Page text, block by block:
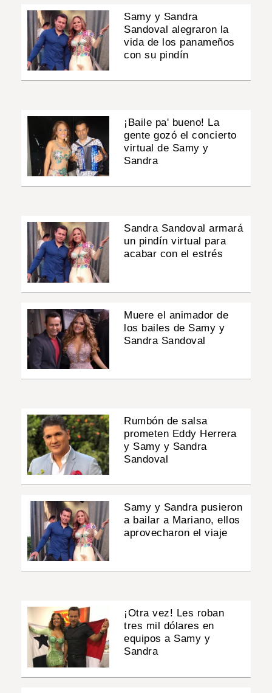
Samy y Sandra
Sandoval alegraron la
vida de los panameños
con su pindín
¡Baile pa' bueno! La
gente gozó el concierto
virtual de Samy y
Sandra
Sandra Sandoval armará
un pindín virtual para
acabar con el estrés
Muere el animador de
los bailes de Samy y
Sandra Sandoval
Rumbón de salsa
prometen Eddy Herrera
y Samy y Sandra
Sandoval
Samy y Sandra pusieron
a bailar a Mariano, ellos
aprovecharon el viaje
¡Otra vez! Les roban
tres mil dólares en
equipos a Samy y
Sandra